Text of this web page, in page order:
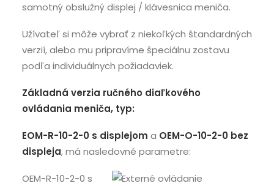
samotný obslužný displej / klávesnica meniča.
Užívateľ si môže vybrať z niekoľkých štandardných
verzií, alebo mu pripravíme špeciálnu zostavu
podľa individuálnych požiadaviek.
Základná verzia ručného diaľkového
ovládania meniča, typ:
EOM-R-10-2-0 s displejom a OEM-O-10-2-0 bez
displeja, má nasledovné parametre:
OEM-R-10-2-0 s